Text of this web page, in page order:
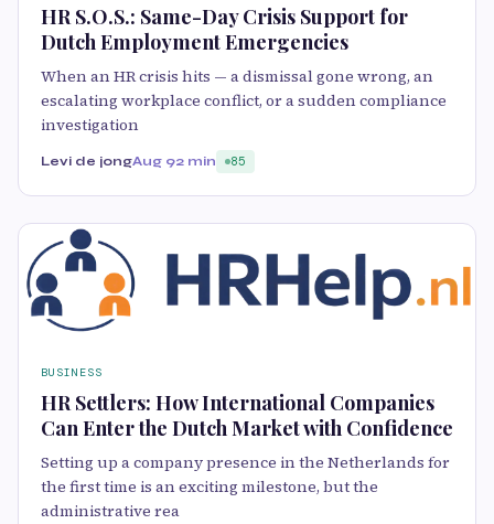
HR S.O.S.: Same-Day Crisis Support for
Dutch Employment Emergencies
When an HR crisis hits — a dismissal gone wrong, an
escalating workplace conflict, or a sudden compliance
investigation
Levi de jongAug 92 min 85
BUSINESS
HR Settlers: How International Companies
Can Enter the Dutch Market with Confidence
Setting up a company presence in the Netherlands for
the first time is an exciting milestone, but the
administrative rea